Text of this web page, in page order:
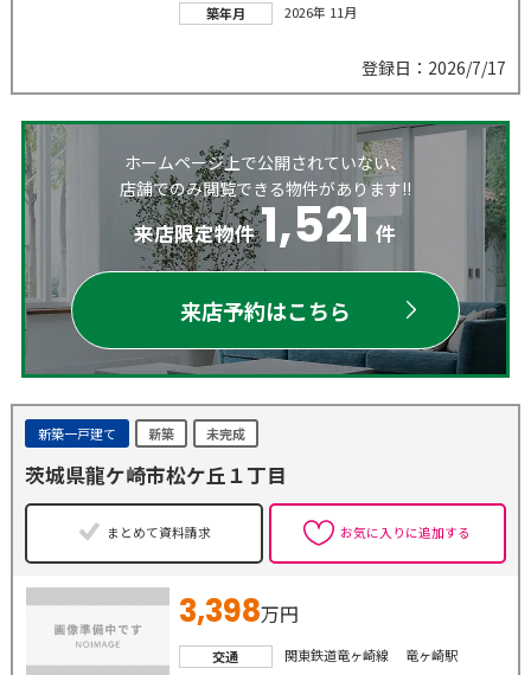
築年月
2026年 11月
登録日：2026/7/17
ホームページ上で公開されていない、
店舗でのみ閲覧できる物件があります!!
来店限定物件 1,521 件
来店予約はこちら
新築一戸建て 新築 未完成
茨城県龍ケ崎市松ケ丘１丁目
まとめて資料請求 お気に入りに追加する
3,398万円
交通
関東鉄道竜ヶ崎線 竜ヶ崎駅